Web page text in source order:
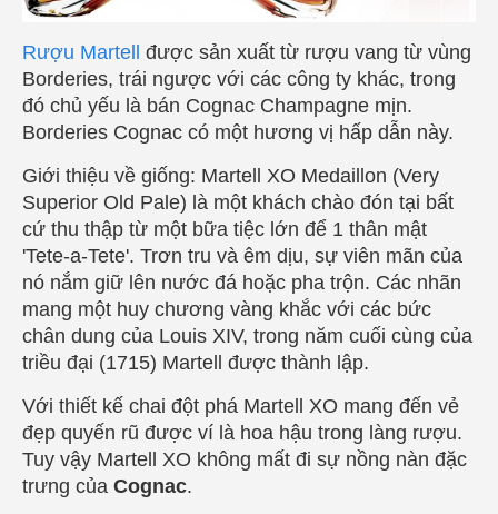
Rượu Martell được sản xuất từ rượu vang từ vùng
Borderies, trái ngược với các công ty khác, trong
đó chủ yếu là bán Cognac Champagne mịn.
Borderies Cognac có một hương vị hấp dẫn này.
Giới thiệu về giống: Martell XO Medaillon (Very
Superior Old Pale) là một khách chào đón tại bất
cứ thu thập từ một bữa tiệc lớn để 1 thân mật
'Tete-a-Tete'. Trơn tru và êm dịu, sự viên mãn của
nó nắm giữ lên nước đá hoặc pha trộn. Các nhãn
mang một huy chương vàng khắc với các bức
chân dung của Louis XIV, trong năm cuối cùng của
triều đại (1715) Martell được thành lập.
Với thiết kế chai đột phá Martell XO mang đến vẻ
đẹp quyến rũ được ví là hoa hậu trong làng rượu.
Tuy vậy Martell XO không mất đi sự nồng nàn đặc
trưng của Cognac.